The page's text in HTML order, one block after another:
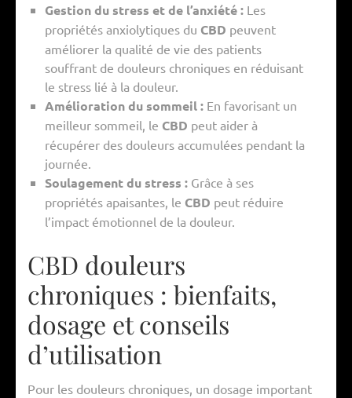
Gestion du stress et de l’anxiété : Les
propriétés anxiolytiques du CBD peuvent
améliorer la qualité de vie des patients
souffrant de douleurs chroniques en réduisant
le stress lié à la douleur.
Amélioration du sommeil : En favorisant un
meilleur sommeil, le CBD peut aider à
récupérer des douleurs accumulées pendant la
journée.
Soulagement du stress : Grâce à ses
propriétés apaisantes, le CBD peut réduire
l’impact émotionnel de la douleur.
CBD douleurs
chroniques : bienfaits,
dosage et conseils
d’utilisation
Pour les douleurs chroniques, un dosage important